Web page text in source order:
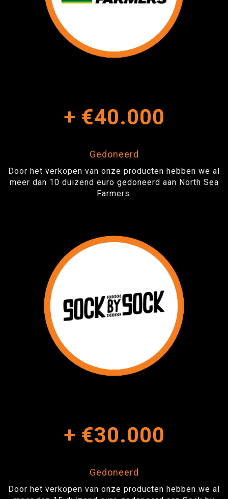
+ €40.000
Gedoneerd
Door het verkopen van onze producten hebben we al
meer dan 10 duizend euro gedoneerd aan North Sea
Farmers.
+ €30.000
Gedoneerd
Door het verkopen van onze producten hebben we al